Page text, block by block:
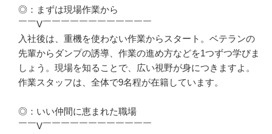
◎：まずは現場作業から
￣￣V￣￣￣￣￣￣￣￣￣￣￣￣
入社後は、重機を使わない作業からスタート。ベテランの
先輩からダンプの誘導、作業の進め方などを1つずつ学びま
しょう。現場を知ることで、広い視野が身につきますよ。
作業スタッフは、全体で9名程が在籍しています。
◎：いい仲間に恵まれた職場
￣￣V￣￣￣￣￣￣￣￣￣￣￣￣